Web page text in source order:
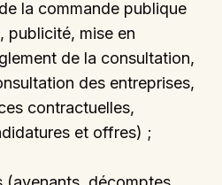
la commande publique
publicité, mise en
de la consultation,
des entreprises,
contractuelles,
et offres) ;